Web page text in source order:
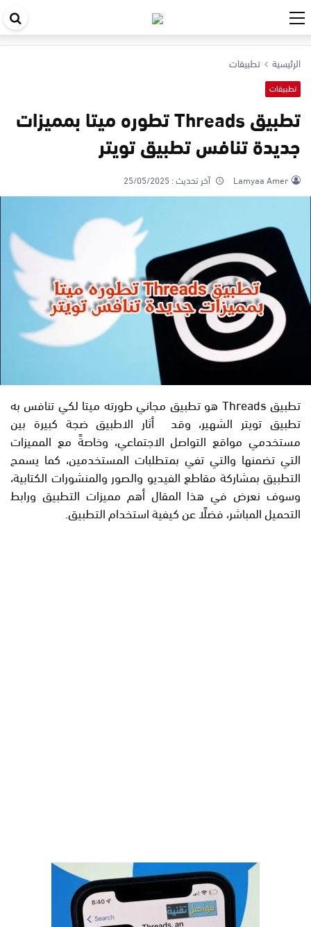
الرئيسية تطبيقات
تطبيقات
تطبيق Threads تطوره ميتا بمميزات
جديدة تنافس تطبيق تويتر
Lamyaa Amer آخر تحديث : 25/05/2025
تطبيق Threads هو تطبيق مجاني طورته ميتا لكي تنافس به
تطبيق تويتر الشهير، وقد أثار الاطبيق ضجة كبيرة بين
مستخدمي مواقع التواصل الاجتماعي، وخاصةً مع المميزات
التي تضمنها والتي تفي بمتطلبات المستخدمين، كما يسمح
التطبيق بمشاركة مقاطع الفيديو والصور والمنشورات الكتابية،
وسوف نعرض في هذا المقال أهم مميزات التطبيق ورابط
التحميل المباشر، فضلًا عن كيفية استخدام التطبيق.